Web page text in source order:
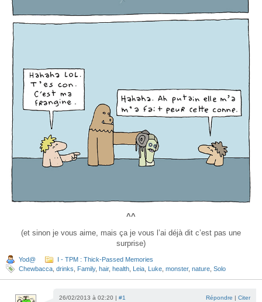
^^
(et sinon je vous aime, mais ça je vous l’ai déjà dit c’est pas une
surprise)
Yod@
I - TPM : Thick-Passed Memories
Chewbacca drinks Family, hair, health Leia Luke monster, nature Solo
26/02/2013 à 02:20 | #1 Répondre | Citer